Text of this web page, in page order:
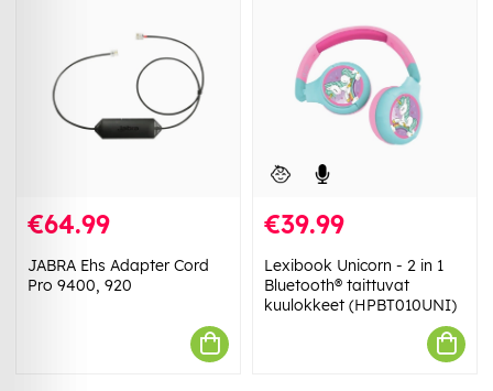
€64.99
JABRA Ehs Adapter Cord
Pro 9400, 920
€39.99
Lexibook Unicorn - 2 in 1
Bluetooth® taittuvat
kuulokkeet (HPBT010UNI)